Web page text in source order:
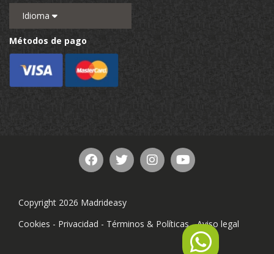
Idioma
Métodos de pago
Copyright 2026 Madrideasy
Cookies - Privacidad - Términos & Políticas-Aviso legal